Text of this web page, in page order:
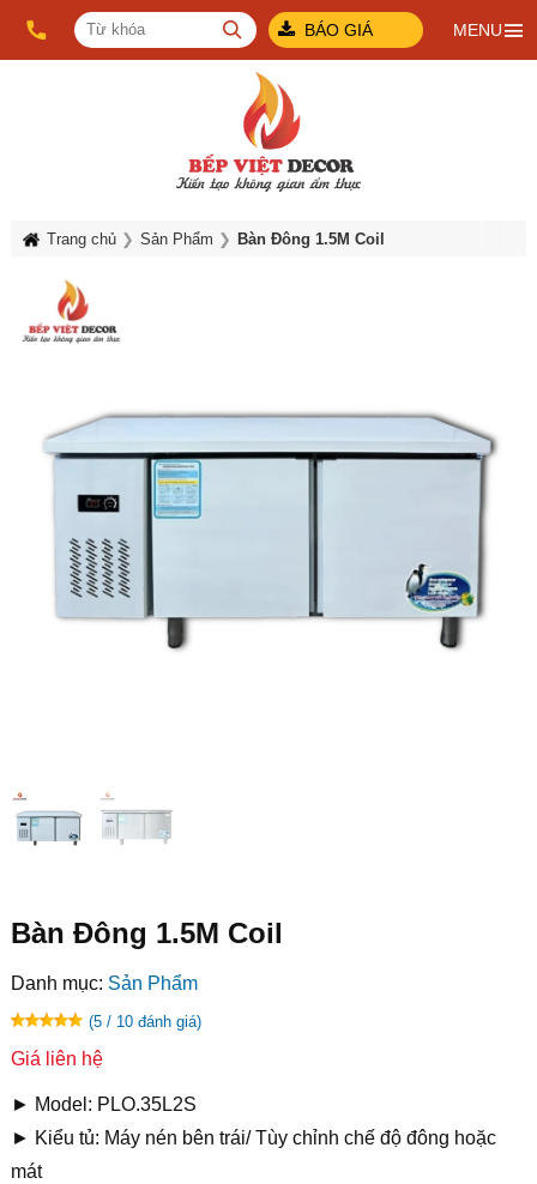
BÁO GIÁ MENU
Trang chủ Sản Phẩm Bàn Đông 1.5M Coil
Bàn Đông 1.5M Coil
Danh mục: Sản Phẩm
(5 / 10 đánh giá)
Giá liên hệ
► Model: PLO.35L2S
► Kiểu tủ: Máy nén bên trái/ Tùy chỉnh chế độ đông hoặc
mát